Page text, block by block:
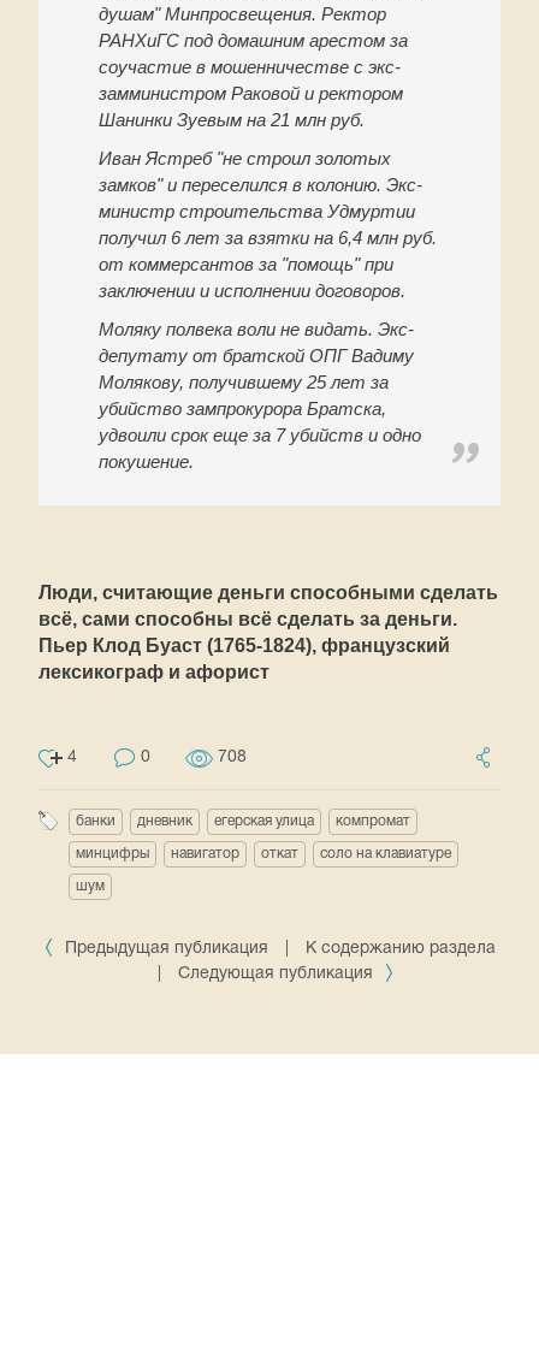
душам" Минпросвещения. Ректор
РАНХиГС под домашним арестом за
соучастие в мошенничестве с экс-
замминистром Раковой и ректором
Шанинки Зуевым на 21 млн руб.
Иван Ястреб "не строил золотых
замков" и переселился в колонию. Экс-
министр строительства Удмуртии
получил 6 лет за взятки на 6,4 млн руб.
от коммерсантов за "помощь" при
заключении и исполнении договоров.
Моляку полвека воли не видать. Экс-
депутату от братской ОПГ Вадиму
Молякову, получившему 25 лет за
убийство зампрокурора Братска,
удвоили срок еще за 7 убийств и одно
покушение.
Люди, считающие деньги способными сделать
всё, сами способны всё сделать за деньги.
Пьер Клод Буаст (1765-1824), французский
лексикограф и афорист
4 0 708
банки дневник егерская улица компромат
минцифры навигатор откат соло на клавиатуре
шум
Предыдущая публикация
К содержанию раздела
Следующая публикация